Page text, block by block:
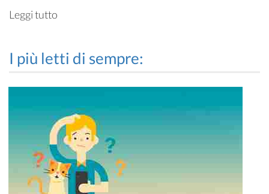
Leggi tutto
I più letti di sempre: